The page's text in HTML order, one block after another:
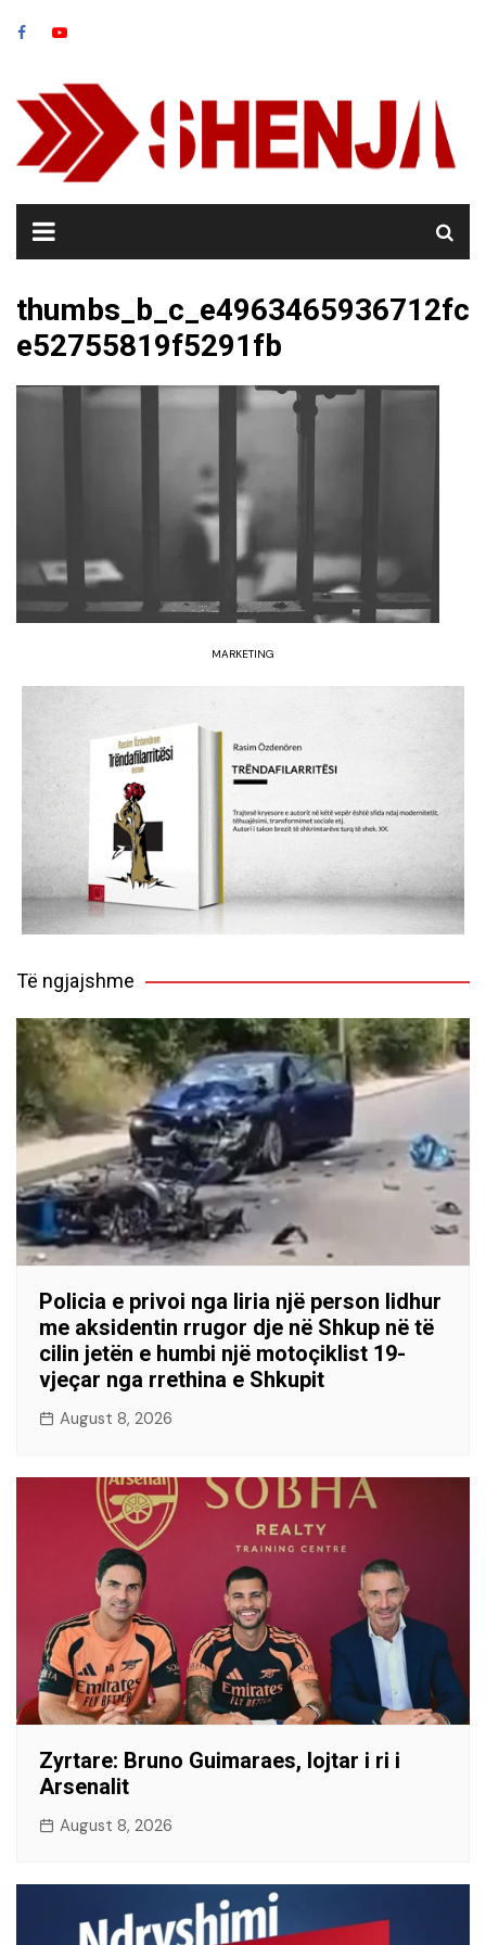
thumbs_b_c_e4963465936712fc
e52755819f5291fb
MARKETING
Të ngjajshme
Policia e privoi nga liria një person lidhur
me aksidentin rrugor dje në Shkup në të
cilin jetën e humbi një motoçiklist 19-
vjeçar nga rrethina e Shkupit
August 8, 2026
​Zyrtare: Bruno Guimaraes, lojtar i ri i
Arsenalit
August 8, 2026